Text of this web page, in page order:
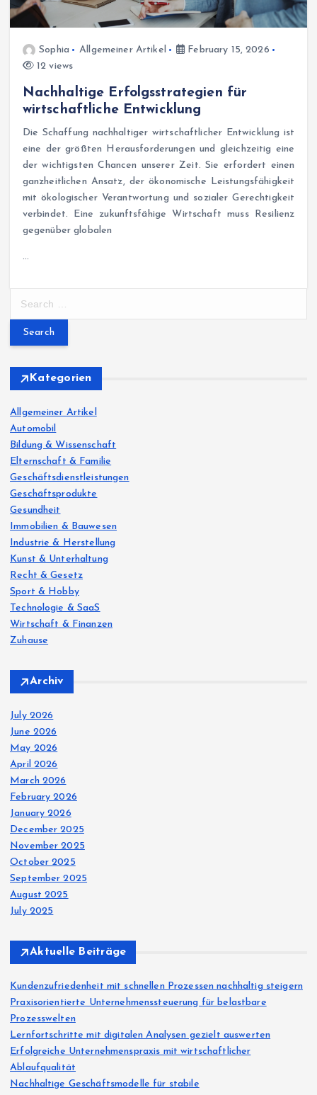
Sophia Allgemeiner Artikel
February 15, 2026
12 views
Nachhaltige Erfolgsstrategien für
wirtschaftliche Entwicklung
Die Schaffung nachhaltiger wirtschaftlicher Entwicklung ist
eine der größten Herausforderungen und gleichzeitig eine
der wichtigsten Chancen unserer Zeit. Sie erfordert einen
ganzheitlichen Ansatz, der ökonomische Leistungsfähigkeit
mit ökologischer Verantwortung und sozialer Gerechtigkeit
verbindet. Eine zukunftsfähige Wirtschaft muss Resilienz
gegenüber globalen
…
r
f
o
r
:
Kategorien
Allgemeiner Artikel
Automobil
Bildung & Wissenschaft
Elternschaft & Familie
Geschäftsdienstleistungen
Geschäftsprodukte
Gesundheit
Immobilien & Bauwesen
Industrie & Herstellung
Kunst & Unterhaltung
Recht & Gesetz
Sport & Hobby
Technologie & SaaS
Wirtschaft & Finanzen
Zuhause
Archiv
July 2026
June 2026
May 2026
April 2026
March 2026
February 2026
January 2026
December 2025
November 2025
October 2025
September 2025
August 2025
July 2025
Aktuelle Beiträge
Kundenzufriedenheit mit schnellen Prozessen nachhaltig steigern
Praxisorientierte Unternehmenssteuerung für belastbare
Prozesswelten
Lernfortschritte mit digitalen Analysen gezielt auswerten
Erfolgreiche Unternehmenspraxis mit wirtschaftlicher
Ablaufqualität
Nachhaltige Geschäftsmodelle für stabile